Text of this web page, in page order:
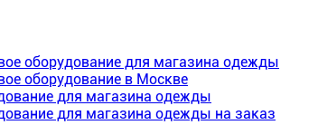
оборудование для магазина одежды
оборудование в Москве
для магазина одежды
для магазина одежды на заказ